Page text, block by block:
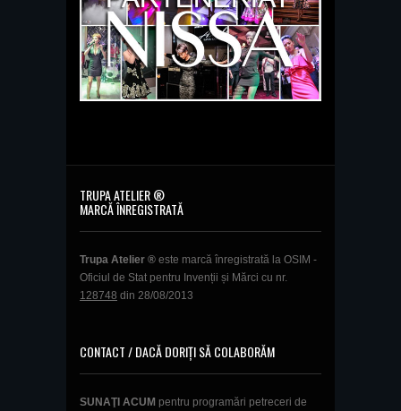
TRUPA ATELIER ®
MARCĂ ÎNREGISTRATĂ
Trupa Atelier ® este marcă înregistrată la OSIM -
Oficiul de Stat pentru Invenții și Mărci cu nr.
128748 din 28/08/2013
CONTACT / DACĂ DORIȚI SĂ COLABORĂM
SUNAŢI ACUM pentru programări petreceri de